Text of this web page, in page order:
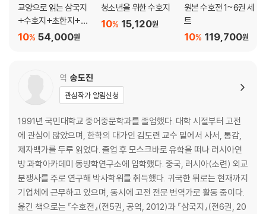
교양으로 읽는 삼국지
+수호지+초한지+서
유기 54,000원
10%
청소년을 위한 수호지
15,120원
10%
원본 수호전 1~6권 세
트
119,700원
10%
역 송도진
관심작가 알림신청
1991년 국민대학교 중어중문학과를 졸업했다. 대학 시절부터 고전
에 관심이 많았으며, 한학의 대가인 김도련 교수 밑에서 사서, 통감,
제자백가를 두루 읽었다. 졸업 후 모스크바로 유학을 떠나 러시아연
방 과학아카데미 동방학연구소에 입학했다. 중국, 러시아(소련) 외교
분쟁사를 주로 연구해 박사학위를 취득했다. 귀국한 뒤로는 현재까지
기업체에 근무하고 있으며, 동시에 고전 전문 번역가로 활동 중이다.
옮긴 책으로는 『수호전』(전5권, 공역, 2012)과 『삼국지』(전6권, 20